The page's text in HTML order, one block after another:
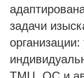
задачи
организации: